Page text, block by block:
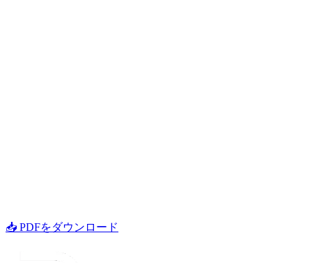
📥 PDFをダウンロード